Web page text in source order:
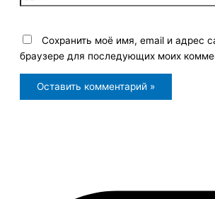
Сохранить моё имя, email и адрес
браузере для последующих моих